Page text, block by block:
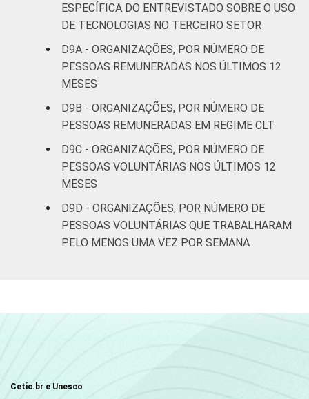
ESPECÍFICA DO ENTREVISTADO SOBRE O USO
DE TECNOLOGIAS NO TERCEIRO SETOR
D9A - ORGANIZAÇÕES, POR NÚMERO DE
PESSOAS REMUNERADAS NOS ÚLTIMOS 12
MESES
D9B - ORGANIZAÇÕES, POR NÚMERO DE
PESSOAS REMUNERADAS EM REGIME CLT
D9C - ORGANIZAÇÕES, POR NÚMERO DE
PESSOAS VOLUNTÁRIAS NOS ÚLTIMOS 12
MESES
D9D - ORGANIZAÇÕES, POR NÚMERO DE
PESSOAS VOLUNTÁRIAS QUE TRABALHARAM
PELO MENOS UMA VEZ POR SEMANA
Cetic.br e Unesco